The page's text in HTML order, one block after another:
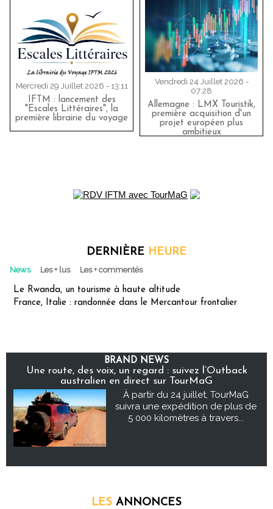
Mercredi 29 Juillet 2026 - 13:11
IFTM : lancement des
"Escales Littéraires", la
première librairie du voyage
Vendredi 24 Juillet 2026 -
07:28
Allemagne : LMX Touristik,
première acquisition d'un
projet européen plus
ambitieux
DERNIÈRE HEURE
News Les + lus Les + commentés
Le Rwanda, un tourisme à haute altitude
France, Italie : randonnée dans le Mercantour frontalier
BRAND NEWS
Une route, des voix, un regard : suivez l’Outback
australien en direct sur TourMaG
À partir du 24 juillet, TourMaG
suivra une expédition de plus de
5 000 kilomètres à travers...
LES ANNONCES